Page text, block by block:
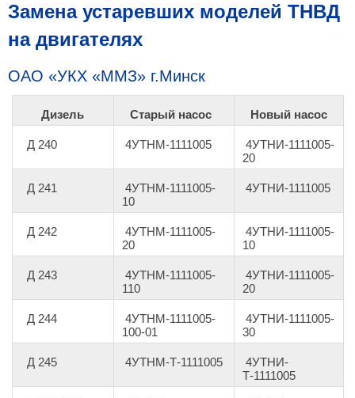
Замена устаревших моделей ТНВД
на двигателях
ОАО «УКХ «ММЗ» г.Минск
Дизель Старый насос Новый насос
Д 240 4УТНМ-1111005
4УТНИ-1111005-
20
Д 241
4УТНМ-1111005-
10
4УТНИ-1111005
Д 242
4УТНМ-1111005-
20
4УТНИ-1111005-
10
Д 243
4УТНМ-1111005-
110
4УТНИ-1111005-
20
Д 244
4УТНМ-1111005-
100-01
4УТНИ-1111005-
30
Д 245 4УТНМ-Т-1111005
4УТНИ-
Т-1111005